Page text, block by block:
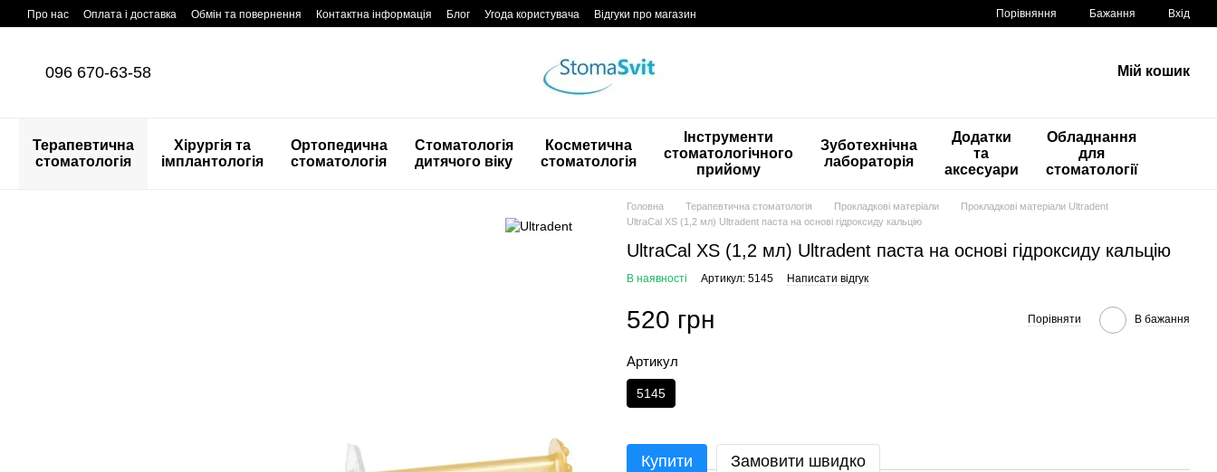
Перейти до основного контенту
Про нас Оплата і доставка Обмін та повернення Контактна інформація Блог Угода користувача Відгуки про магазин Порівняння Бажання Вхід
096 670-63-58 Мій кошик
Терапевтична
стоматологія
Хірургія та
імплантологія
Ортопедична
стоматологія
Стоматологія
дитячого віку
Косметична
стоматологія
Інструменти
стоматологічного
прийому
Зуботехнічна
лабораторія
Додатки
та
аксесуари
Обладнання
для
стоматології
Головна Терапевтична стоматологія Прокладкові матеріали
Прокладкові матеріали Ultradent
UltraCal XS (1,2 мл) Ultradent паста на основі гідроксиду кальцію
UltraCal XS (1,2 мл) Ultradent паста на основі гідроксиду кальцію
В наявності Артикул: 5145 Написати відгук
520 грн Порівняти В бажання
Артикул
5145
Купити Замовити швидко